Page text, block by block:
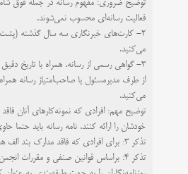
توضیح ضروری: مفهوم رسانه در جمله فوق
فعالیت رسانه‌ای محسوب نمی‌شوند.
۲-
می‌کنید.
۳-
گواهی رسمی از رسانه، همراه با تاریخ
می‌کنید.
توضیح مهم: افرادی که نمونه‌کارهای آنان
خودشان را ارائه کنند. نامه رسانه باید حتما
تذکر ۳:
برای افرادی که فاقد مدارک بند
تذکر ۴:
براساس قوانین صنفی و مقررات